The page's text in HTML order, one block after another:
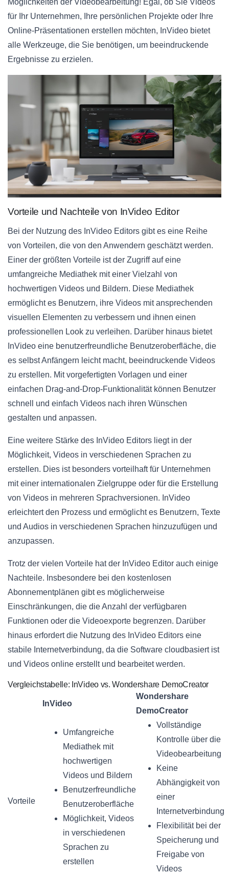
Möglichkeiten der Videobearbeitung! Egal, ob Sie Videos
für Ihr Unternehmen, Ihre persönlichen Projekte oder Ihre
Online-Präsentationen erstellen möchten, InVideo bietet
alle Werkzeuge, die Sie benötigen, um beeindruckende
Ergebnisse zu erzielen.
Vorteile und Nachteile von InVideo Editor
Bei der Nutzung des InVideo Editors gibt es eine Reihe
von Vorteilen, die von den Anwendern geschätzt werden.
Einer der größten Vorteile ist der Zugriff auf eine
umfangreiche Mediathek mit einer Vielzahl von
hochwertigen Videos und Bildern. Diese Mediathek
ermöglicht es Benutzern, ihre Videos mit ansprechenden
visuellen Elementen zu verbessern und ihnen einen
professionellen Look zu verleihen. Darüber hinaus bietet
InVideo eine benutzerfreundliche Benutzeroberfläche, die
es selbst Anfängern leicht macht, beeindruckende Videos
zu erstellen. Mit vorgefertigten Vorlagen und einer
einfachen Drag-and-Drop-Funktionalität können Benutzer
schnell und einfach Videos nach ihren Wünschen
gestalten und anpassen.
Eine weitere Stärke des InVideo Editors liegt in der
Möglichkeit, Videos in verschiedenen Sprachen zu
erstellen. Dies ist besonders vorteilhaft für Unternehmen
mit einer internationalen Zielgruppe oder für die Erstellung
von Videos in mehreren Sprachversionen. InVideo
erleichtert den Prozess und ermöglicht es Benutzern, Texte
und Audios in verschiedenen Sprachen hinzuzufügen und
anzupassen.
Trotz der vielen Vorteile hat der InVideo Editor auch einige
Nachteile. Insbesondere bei den kostenlosen
Abonnementplänen gibt es möglicherweise
Einschränkungen, die die Anzahl der verfügbaren
Funktionen oder die Videoexporte begrenzen. Darüber
hinaus erfordert die Nutzung des InVideo Editors eine
stabile Internetverbindung, da die Software cloudbasiert ist
und Videos online erstellt und bearbeitet werden.
Vergleichstabelle: InVideo vs. Wondershare DemoCreator
InVideo
Wondershare
DemoCreator
Vorteile
Umfangreiche
Mediathek mit
hochwertigen
Videos und Bildern
Benutzerfreundliche
Benutzeroberfläche
Möglichkeit, Videos
in verschiedenen
Sprachen zu
erstellen
Vollständige
Kontrolle über die
Videobearbeitung
Keine
Abhängigkeit von
einer
Internetverbindung
Flexibilität bei der
Speicherung und
Freigabe von
Videos